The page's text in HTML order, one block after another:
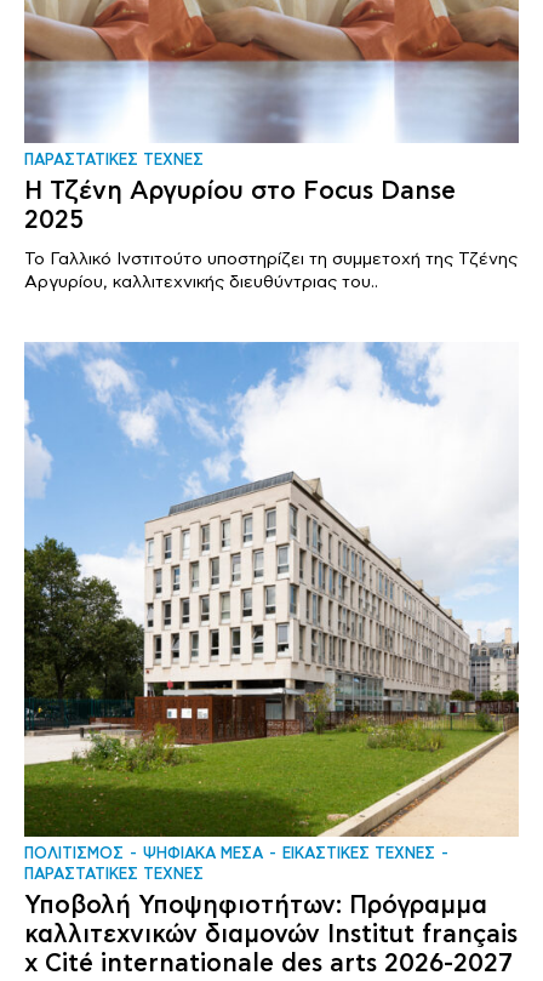
ΠΑΡΑΣΤΑΤΙΚΕΣ ΤΕΧΝΕΣ
Η Τζένη Αργυρίου στο Focus Danse
2025
Το Γαλλικό Ινστιτούτο υποστηρίζει τη συμμετοχή της Τζένης
Αργυρίου, καλλιτεχνικής διευθύντριας του..
ΠΟΛΙΤΙΣΜΟΣ ΨΗΦΙΑΚΑ ΜΕΣΑ
ΕΙΚΑΣΤΙΚΕΣ ΤΕΧΝΕΣ
ΠΑΡΑΣΤΑΤΙΚΕΣ ΤΕΧΝΕΣ
Υποβολή Υποψηφιοτήτων: Πρόγραμμα
καλλιτεχνικών διαμονών Institut français
x Cité internationale des arts 2026-2027